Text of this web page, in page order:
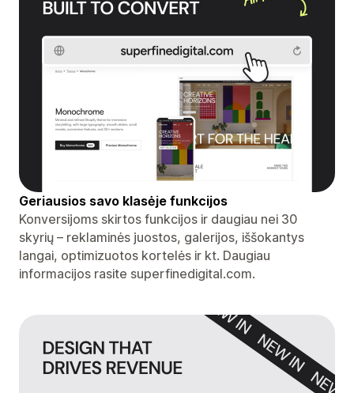
Geriausios savo klasėje funkcijos
Konversijoms skirtos funkcijos ir daugiau nei 30
skyrių – reklaminės juostos, galerijos, iššokantys
langai, optimizuotos kortelės ir kt. Daugiau
informacijos rasite superfinedigital.com.